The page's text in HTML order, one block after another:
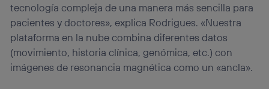
tecnología compleja de una manera más sencilla para
pacientes y doctores», explica Rodrigues. «Nuestra
plataforma en la nube combina diferentes datos
(movimiento, historia clínica, genómica, etc.) con
imágenes de resonancia magnética como un «ancla».